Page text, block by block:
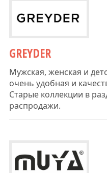
GREYDER
Мужская, женская и
очень удобная и
Старые коллекции в
распродажи.